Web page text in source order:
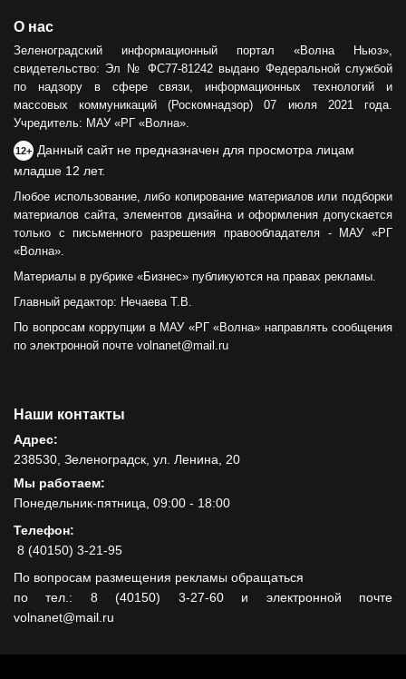
О нас
Зеленоградский информационный портал «Волна Ньюз»,
свидетельство: Эл № ФС77-81242 выдано Федеральной службой
по надзору в сфере связи, информационных технологий и
массовых коммуникаций (Роскомнадзор) 07 июля 2021 года.
Учредитель: МАУ «РГ «Волна».
12+ Данный сайт не предназначен для просмотра лицам
младше 12 лет.
Любое использование, либо копирование материалов или подборки
материалов сайта, элементов дизайна и оформления допускается
только с письменного разрешения правообладателя - МАУ «РГ
«Волна».
Материалы в рубрике «Бизнес» публикуются на правах рекламы.
Главный редактор: Нечаева Т.В.
По вопросам коррупции в МАУ «РГ «Волна» направлять сообщения
по электронной почте volnanet@mail.ru
Наши контакты
Адрес:
238530, Зеленоградск, ул. Ленина, 20
Мы работаем:
Понедельник-пятница, 09:00 - 18:00
Телефон:
8 (40150) 3-21-95
По вопросам размещения рекламы обращаться
по тел.: 8 (40150) 3-27-60 и электронной почте
volnanet@mail.ru